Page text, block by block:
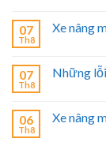
07
Th8
Xe nâng
07
Th8
Những
06
Th8
Xe nâng